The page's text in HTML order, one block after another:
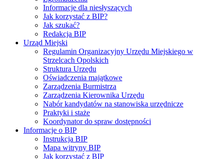
Informacje dla niesłyszących
Jak korzystać z BIP?
Jak szukać?
Redakcja BIP
Urząd Miejski
Regulamin Organizacyjny Urzędu Miejskiego w
Strzelcach Opolskich
Struktura Urzędu
Oświadczenia majątkowe
Zarządzenia Burmistrza
Zarządzenia Kierownika Urzędu
Nabór kandydatów na stanowiska urzędnicze
Praktyki i staże
Koordynator do spraw dostępności
Informacje o BIP
Instrukcja BIP
Mapa witryny BIP
Jak korzystać z BIP